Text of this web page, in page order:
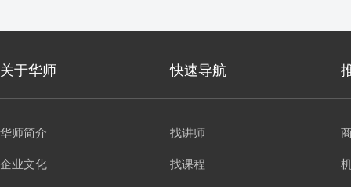
关于华师 快速导航
华师简介
企业文化
找讲师
找课程